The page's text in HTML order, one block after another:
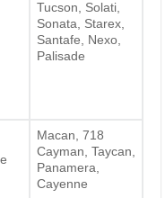
Tucson, Solati,
Sonata, Starex,
Santafe, Nexo,
Palisade
Macan, 718
Cayman, Taycan,
Panamera,
Cayenne